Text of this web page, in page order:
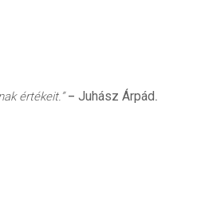
értékeit.”– Juhász Árpád.